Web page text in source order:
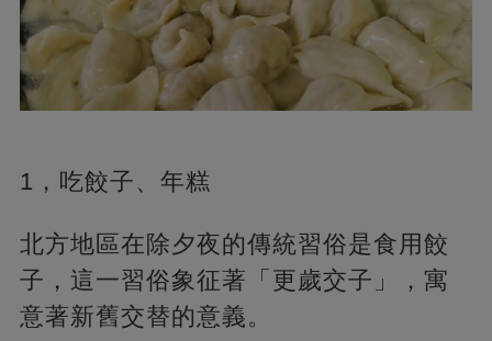
1，吃餃子、年糕
北方地區在除夕夜的傳統習俗是食用餃
子，這一習俗象征著「更歲交子」，寓
意著新舊交替的意義。